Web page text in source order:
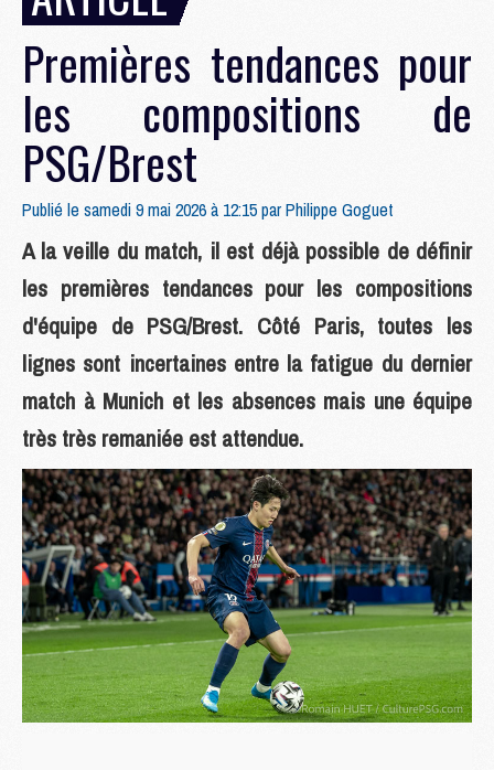
Premières tendances pour
les compositions de
PSG/Brest
Publié le samedi 9 mai 2026 à 12:15 parPhilippe Goguet
A la veille du match, il est déjà possible de définir
les premières tendances pour les compositions
d'équipe de PSG/Brest. Côté Paris, toutes les
lignes sont incertaines entre la fatigue du dernier
match à Munich et les absences mais une équipe
très très remaniée est attendue.